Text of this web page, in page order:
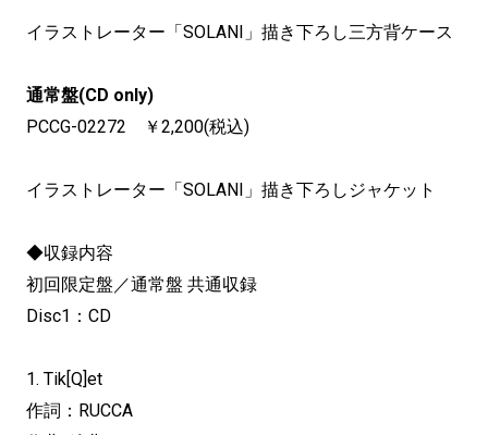
イラストレーター「SOLANI」描き下ろし三方背ケース
通常盤(CD only)
PCCG-02272 ￥2,200(税込)
イラストレーター「SOLANI」描き下ろしジャケット
◆収録内容
初回限定盤／通常盤 共通収録
Disc1：CD
1. Tik[Q]et
作詞：RUCCA